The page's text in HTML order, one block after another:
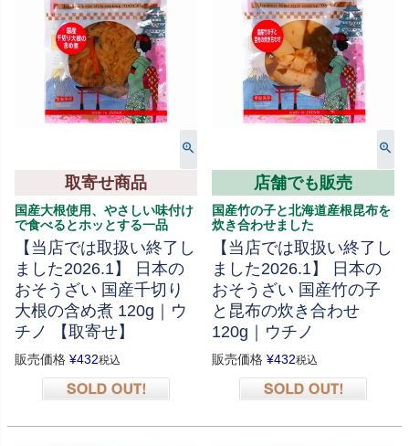
取寄せ商品
国産大根使用、やさしい味付け
で食べるとホッとする一品
【当店では取扱い終了し
ました2026.1】 日本の
おそうざい 国産千切り
大根の含め煮 120g｜ウ
チノ 【取寄せ】
販売価格 ¥432税込
店舗でも販売
国産竹の子と北海道産根昆布を
炊き合わせました
【当店では取扱い終了し
ました2026.1】 日本の
おそうざい 国産竹の子
と昆布の炊き合わせ
120g｜ウチノ
販売価格 ¥432税込